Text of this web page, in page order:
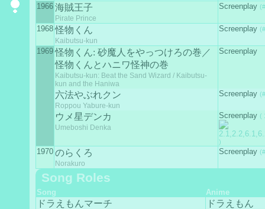
1966 海賊王子
Pirate Prince
Screenplay
1968 怪物くん
Kaibutsu-kun
Screenplay
1969 怪物くん: 砂魔人をやっつけろの巻／
怪物くんとハニワ怪神の巻
Kaibutsu-kun: Beat the Sand Wizard / Kaibutsu-
kun and the Haniwa
Screenplay
六法やぶれクン
Roppou Yabure-kun
Screenplay
ウメ星デンカ
Umeboshi Denka
Screenplay (
)
1970 のらくろ
Norakuro
Screenplay
Song Roles
Song Anime
ドラえもんマーチ ドラえもん